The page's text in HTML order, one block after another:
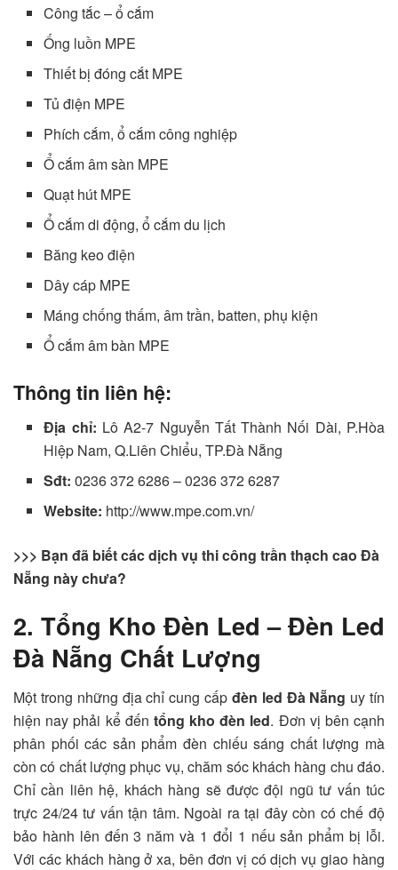
Công tắc – ổ cắm
Ống luồn MPE
Thiết bị đóng cắt MPE
Tủ điện MPE
Phích cắm, ổ cắm công nghiệp
Ổ cắm âm sàn MPE
Quạt hút MPE
Ổ cắm di động, ổ cắm du lịch
Băng keo điện
Dây cáp MPE
Máng chống thấm, âm trần, batten, phụ kiện
Ổ cắm âm bàn MPE
Thông tin liên hệ:
Địa chỉ: Lô A2-7 Nguyễn Tất Thành Nối Dài, P.Hòa
Hiệp Nam, Q.Liên Chiểu, TP.Đà Nẵng
Sđt: 0236 372 6286 – 0236 372 6287
Website: http://www.mpe.com.vn/
>>> Bạn đã biết các dịch vụ thi công trần thạch cao Đà
Nẵng này chưa?
2. Tổng Kho Đèn Led – Đèn Led
Đà Nẵng Chất Lượng
Một trong những địa chỉ cung cấp đèn led Đà Nẵng uy tín
hiện nay phải kể đến tổng kho đèn led. Đơn vị bên cạnh
phân phối các sản phẩm đèn chiếu sáng chất lượng mà
còn có chất lượng phục vụ, chăm sóc khách hàng chu đáo.
Chỉ cần liên hệ, khách hàng sẽ được đội ngũ tư vấn túc
trực 24/24 tư vấn tận tâm. Ngoài ra tại đây còn có chế độ
bảo hành lên đến 3 năm và 1 đổi 1 nếu sản phẩm bị lỗi.
Với các khách hàng ở xa, bên đơn vị có dịch vụ giao hàng